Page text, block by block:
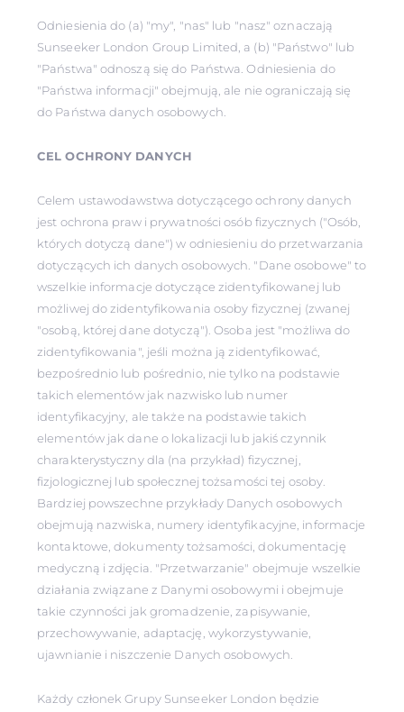
Odniesienia do (a) "my", "nas" lub "nasz" oznaczają
Sunseeker London Group Limited, a (b) "Państwo" lub
"Państwa" odnoszą się do Państwa. Odniesienia do
"Państwa informacji" obejmują, ale nie ograniczają się
do Państwa danych osobowych.
CEL OCHRONY DANYCH
Celem ustawodawstwa dotyczącego ochrony danych
jest ochrona praw i prywatności osób fizycznych ("Osób,
których dotyczą dane") w odniesieniu do przetwarzania
dotyczących ich danych osobowych. "Dane osobowe" to
wszelkie informacje dotyczące zidentyfikowanej lub
możliwej do zidentyfikowania osoby fizycznej (zwanej
"osobą, której dane dotyczą"). Osoba jest "możliwa do
zidentyfikowania", jeśli można ją zidentyfikować,
bezpośrednio lub pośrednio, nie tylko na podstawie
takich elementów jak nazwisko lub numer
identyfikacyjny, ale także na podstawie takich
elementów jak dane o lokalizacji lub jakiś czynnik
charakterystyczny dla (na przykład) fizycznej,
fizjologicznej lub społecznej tożsamości tej osoby.
Bardziej powszechne przykłady Danych osobowych
obejmują nazwiska, numery identyfikacyjne, informacje
kontaktowe, dokumenty tożsamości, dokumentację
medyczną i zdjęcia. "Przetwarzanie" obejmuje wszelkie
działania związane z Danymi osobowymi i obejmuje
takie czynności jak gromadzenie, zapisywanie,
przechowywanie, adaptację, wykorzystywanie,
ujawnianie i niszczenie Danych osobowych.
Każdy członek Grupy Sunseeker London będzie